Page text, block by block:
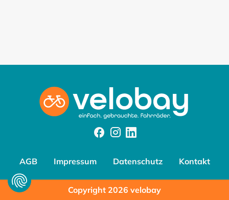
FacebookInstagram
AGB Impressum Datenschutz Kontakt
Copyright 2026 velobay